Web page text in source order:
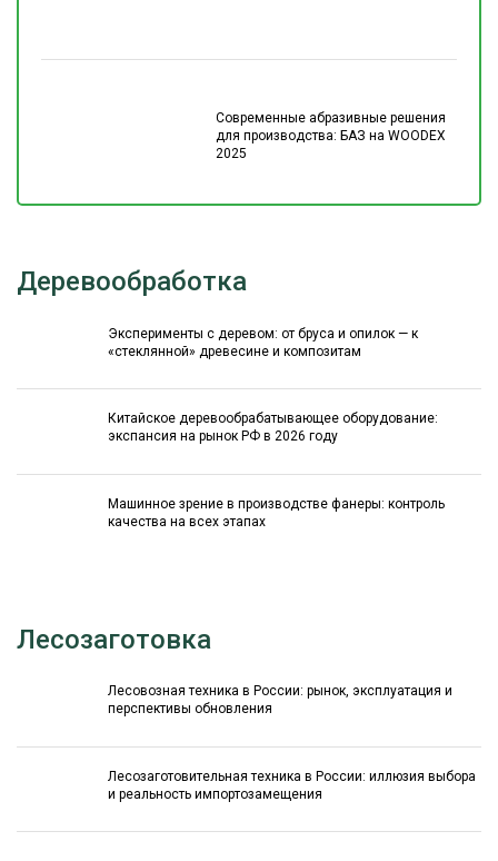
Современные абразивные решения
для производства: БАЗ на WOODEX
2025
Деревообработка
Эксперименты с деревом: от бруса и опилок — к
«стеклянной» древесине и композитам
Китайское деревообрабатывающее оборудование:
экспансия на рынок РФ в 2026 году
Машинное зрение в производстве фанеры: контроль
качества на всех этапах
Лесозаготовка
Лесовозная техника в России: рынок, эксплуатация и
перспективы обновления
Лесозаготовительная техника в России: иллюзия выбора
и реальность импортозамещения